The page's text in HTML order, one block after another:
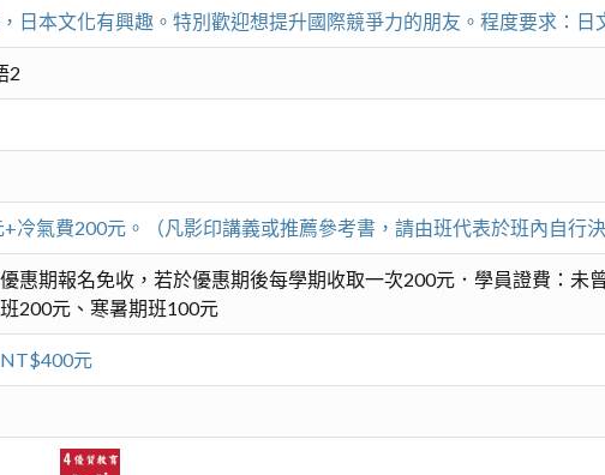
日本文化有興趣。特別歡迎想提升國際競爭力的朋友。程度要求：日
2
冷氣費200元。（凡影印講義或推薦參考書，請由班代表於班內自行決
惠期報名免收，若於優惠期後每學期收取一次200元．學員證費：
200元、寒暑期班100元
元